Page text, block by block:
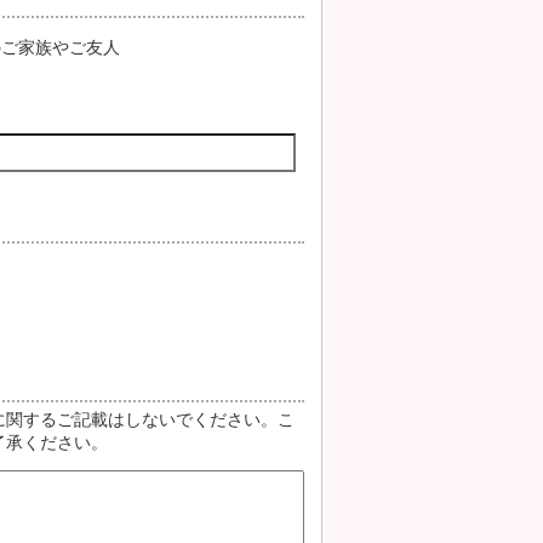
家族やご友人
するご記載はしないでください。こ
ください。